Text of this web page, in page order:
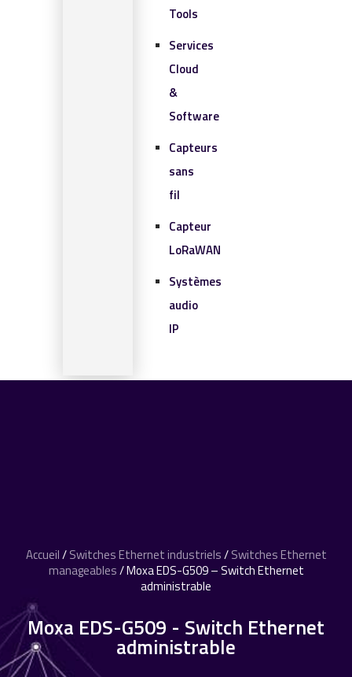
Tools
Services
Cloud
&
Software
Capteurs
sans
fil
Capteur
LoRaWAN
Systèmes
audio
IP
Accueil/Switches Ethernet industriels/Switches Ethernet
manageables/ Moxa EDS-G509 – Switch Ethernet
administrable
Moxa EDS-G509 - Switch Ethernet
administrable